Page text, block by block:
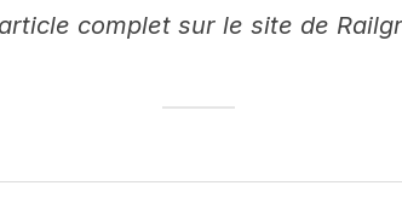
complet sur le site de